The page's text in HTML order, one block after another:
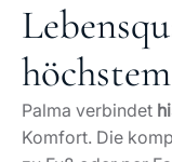
Palma verbindet
Komfort. Die